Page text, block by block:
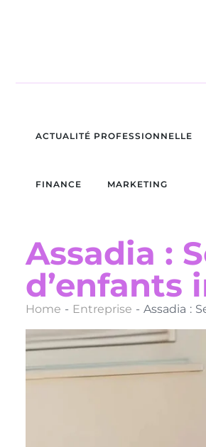
ACTUALITÉ PROFESSIONNELLE
FINANCE MARKETING
Assadia :
d’enfants
Home - Entreprise -Assadia :